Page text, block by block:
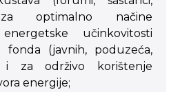
optimalno načine
učinkovitosti
fonda (javnih, poduzeća,
i za održivo korištenje
energije;